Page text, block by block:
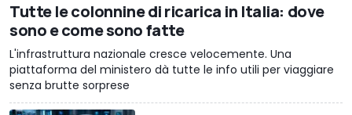
Tutte le colonnine di ricarica in Italia: dove
sono e come sono fatte
L'infrastruttura nazionale cresce velocemente. Una
piattaforma del ministero dà tutte le info utili per viaggiare
senza brutte sorprese